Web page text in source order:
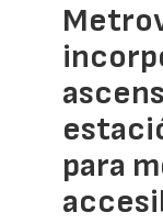
para